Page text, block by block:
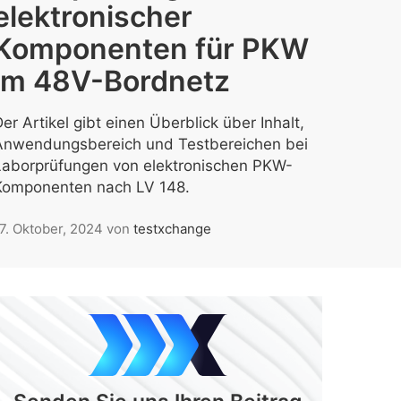
für PKW
48V-Bordnetz
Artikel gibt einen Überblick über Inhalt,
und Testbereichen bei
von elektronischen PKW-
nach LV 148.
Oktober, 2024 von testxchange